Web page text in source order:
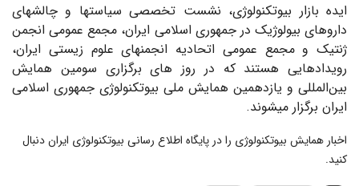
ایده بازار بیوتکنولوژی، نشست تخصصی سیاست‎ها و چالش‎های
داروهای بیولوژیک در جمهوری اسلامی ایران، مجمع عمومی انجمن
ژنتیک و مجمع عمومی اتحادیه انجمن‎های علوم زیستی ایران،
رویدادهایی هستند که در روز های برگزاری سومین همایش
بین‌المللی و یازدهمین همایش ملی بیوتکنولوژی جمهوری اسلامی
ایران برگزار می‎شوند.
اخبار همایش بیوتکنولوژی را در پایگاه اطلاع رسانی بیوتکنولوژی ایران دنبال
کنید.